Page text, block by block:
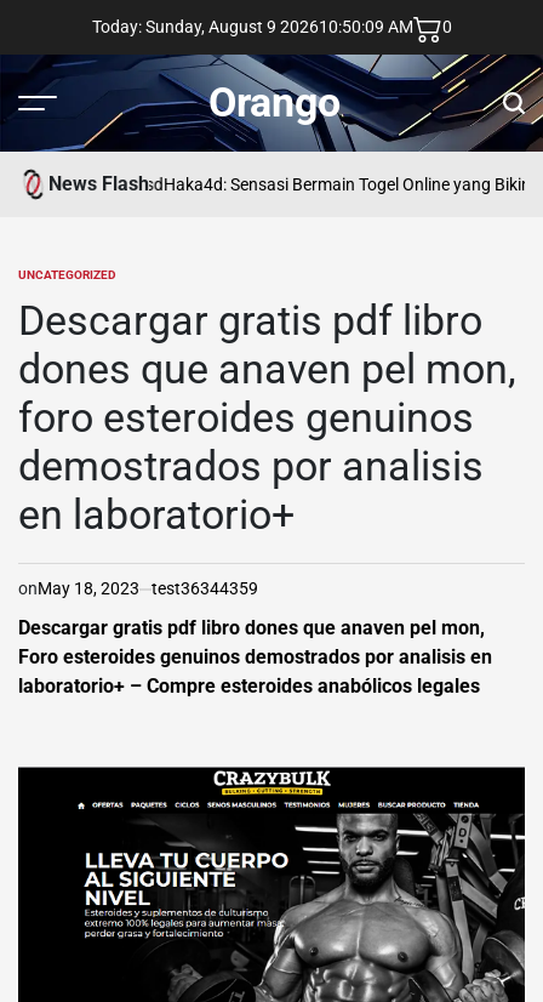
content
Today: Sunday, August 9 202610:50:10 AM 0
Menu Orango
News FlashasdHaka4d: Sensasi Bermain Togel Online yang Bikin
POSTED
UNCATEGORIZED
Descargar gratis pdf libro
dones que anaven pel mon,
foro esteroides genuinos
demostrados por analisis
en laboratorio+
onMay 18, 2023 test36344359
Descargar gratis pdf libro dones que anaven pel mon,
Foro esteroides genuinos demostrados por analisis en
laboratorio+ – Compre esteroides anabólicos legales